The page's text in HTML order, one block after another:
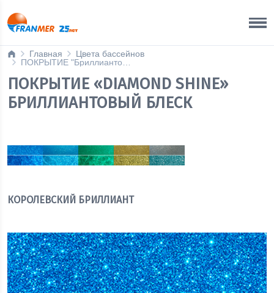
Главная
Цвета бассейнов
ПОКРЫТИЕ «DIAMOND SHINE»
БРИЛЛИАНТОВЫЙ БЛЕСК
КОРОЛЕВСКИЙ БРИЛЛИАНТ